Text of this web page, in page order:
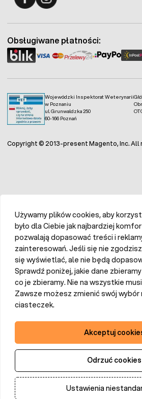
Wojewódzki Inspektorat Weterynarii
w Poznaniu
ul. Grunwaldzka 250
60-166 Poznań
Obsługiwane płatności:
Copyright © 2013-present Magento, Inc. All
Używamy plików cookies, aby
było dla Ciebie jak najbardziej
pozwalają dopasować treści i
zainteresowań. Jeśli się nie
się wyświetlać, ale nie będą
Sprawdź poniżej, jakie dane
co je zbieramy. Nie na wszystkie
Zawsze możesz zmienić swój wybór
ciasteczek.
Akceptuj
Odrzuć cookies
Ustawienia